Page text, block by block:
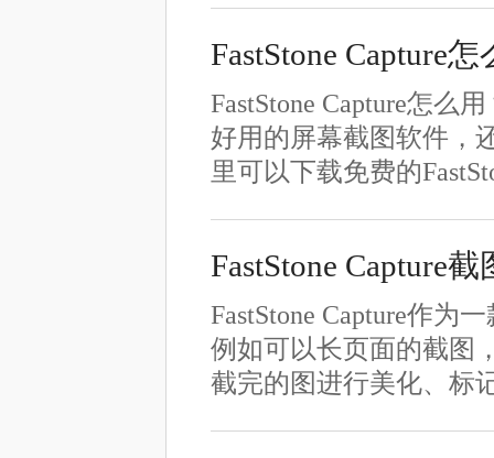
FastStone Capture
FastStone Capture怎么
好用的屏幕截图软件，
里可以下载免费的
FastStone Capture
FastStone Capture作为
例如可以长页面的截图
截完的图进行美化、标